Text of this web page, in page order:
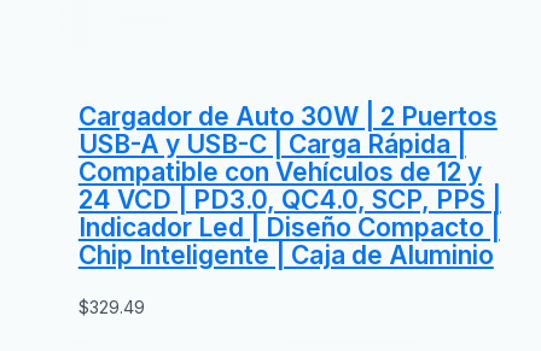
Cargador de Auto 30W | 2 Puertos
USB-A y USB-C | Carga Rápida |
Compatible con Vehículos de 12 y
24 VCD | PD3.0, QC4.0, SCP, PPS |
Indicador Led | Diseño Compacto |
Chip Inteligente | Caja de Aluminio
$329.49